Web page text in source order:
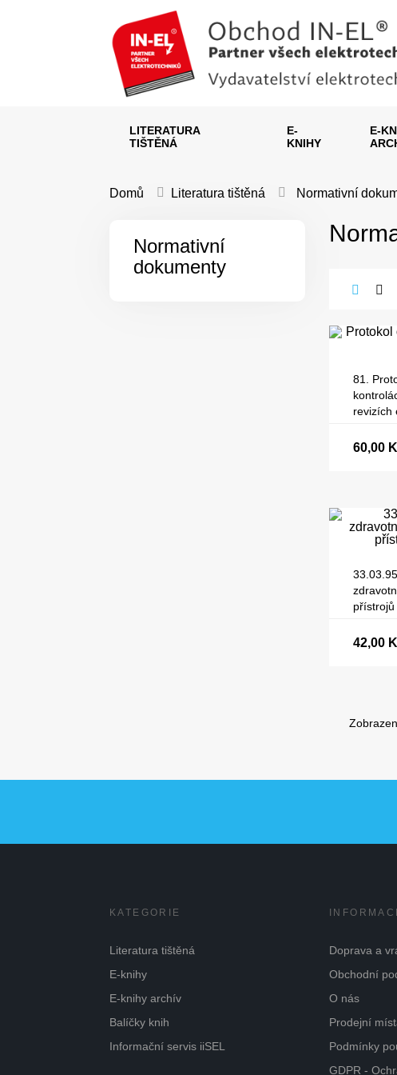
LITERATURA
TIŠTĚNÁ
E-
KNIHY
E-
Domů Literatura tištěná Normativní
Normativní
dokumenty
81.
revizích
60,00
přístrojů
42,00
KATEGORIE
Literatura tištěná
E-knihy
E-knihy archív
Balíčky knih
Informační servis iiSEL
Doprava a
Obchodní
O nás
Prodejní
Podmínky
GDPR -